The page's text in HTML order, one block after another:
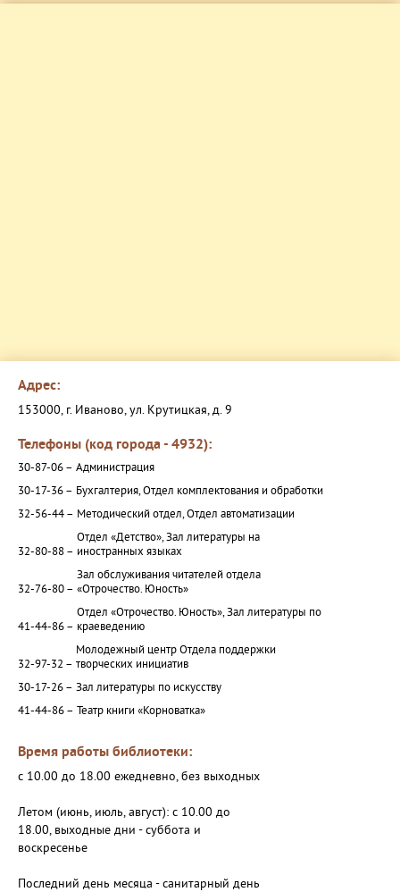
Адрес:
153000, г. Иваново, ул. Крутицкая, д. 9
Телефоны (код города - 4932):
30-87-06 – Администрация
30-17-36 – Бухгалтерия, Отдел комплектования и обработки
32-56-44 – Методический отдел, Отдел автоматизации
32-80-88 –
Отдел «Детство», Зал литературы на
иностранных языках
32-76-80 –
Зал обслуживания читателей отдела
«Отрочество. Юность»
41-44-86 –
Отдел «Отрочество. Юность», Зал литературы по
краеведению
32-97-32 –
Молодежный центр Отдела поддержки
творческих инициатив
30-17-26 – Зал литературы по искусству
41-44-86 – Театр книги «Корноватка»
Время работы библиотеки:
с 10.00 до 18.00 ежедневно, без выходных
Летом (июнь, июль, август): с 10.00 до
18.00, выходные дни - суббота и
воскресенье
Последний день месяца - санитарный день